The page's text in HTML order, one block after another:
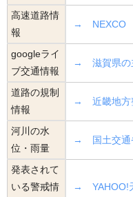
高速道路情
報
→ NEXCO
googleライ
ブ交通情報
→ 滋賀県の
道路の規制
情報
→ 近畿地方
河川の水
位・雨量
→ 国土交通
発表されて
いる警戒情
→ YAHOO!